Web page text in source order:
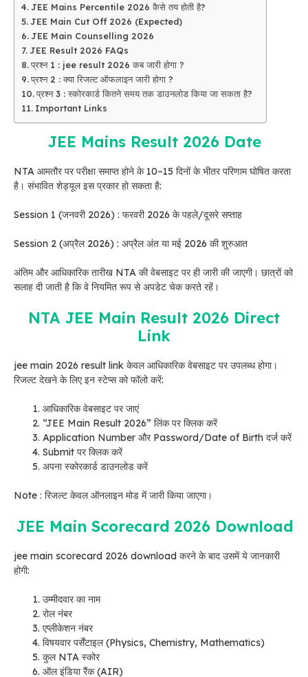
JEE Mains Percentile 2026 कैसे तय होती है?
JEE Main Cut Off 2026 (Expected)
JEE Main Counselling 2026
JEE Result 2026 FAQs
प्रश्न 1 : jee result 2026 कब जारी होगा ?
प्रश्न 2 : क्या रिजल्ट ऑफलाइन जारी होगा ?
प्रश्न 3 : स्कोरकार्ड कितने समय तक डाउनलोड किया जा सकता है?
Important Links
JEE Mains Result 2026 Date
NTA आमतौर पर परीक्षा समाप्त होने के 10–15 दिनों के भीतर परिणाम घोषित करता
है। संभावित शेड्यूल इस प्रकार हो सकता है:
Session 1 (जनवरी 2026) : फरवरी 2026 के पहले/दूसरे सप्ताह
Session 2 (अप्रैल 2026) : अप्रैल अंत या मई 2026 की शुरुआत
अंतिम और आधिकारिक तारीख NTA की वेबसाइट पर ही जारी की जाएगी। छात्रों को
सलाह दी जाती है कि वे नियमित रूप से अपडेट चेक करते रहें।
NTA JEE Main Result 2026 Direct
Link
jee main 2026 result link केवल आधिकारिक वेबसाइट पर उपलब्ध होगा।
रिजल्ट देखने के लिए इन स्टेप्स को फॉलो करें:
आधिकारिक वेबसाइट पर जाएं
“JEE Main Result 2026” लिंक पर क्लिक करें
Application Number और Password/Date of Birth दर्ज करें
Submit पर क्लिक करें
अपना स्कोरकार्ड डाउनलोड करें
Note : रिजल्ट केवल ऑनलाइन मोड में जारी किया जाएगा।
JEE Main Scorecard 2026 Download
jee main scorecard 2026 download करने के बाद उसमें ये जानकारी
होगी:
उम्मीदवार का नाम
रोल नंबर
एप्लीकेशन नंबर
विषयवार पर्सेंटाइल (Physics, Chemistry, Mathematics)
कुल NTA स्कोर
ऑल इंडिया रैंक (AIR)